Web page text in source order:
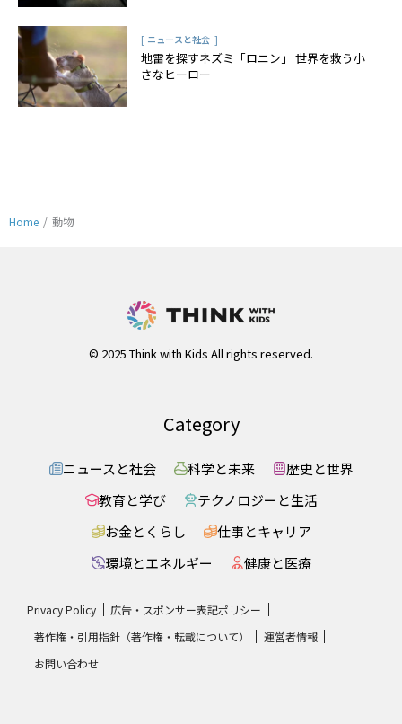
[ ニュースと社会 ]
地雷を探すネズミ「ロニン」 世界を救う小
さなヒーロー
Home / 動物
© 2025 Think with Kids All rights reserved.
Category
ニュースと社会 科学と未来
歴史と世界
教育と学び
テクノロジーと生活
お金とくらし
仕事とキャリア
環境とエネルギー
健康と医療
Privacy Policy
広告・スポンサー表記ポリシー
著作権・引用指針（著作権・転載について）
運営者情報
お問い合わせ